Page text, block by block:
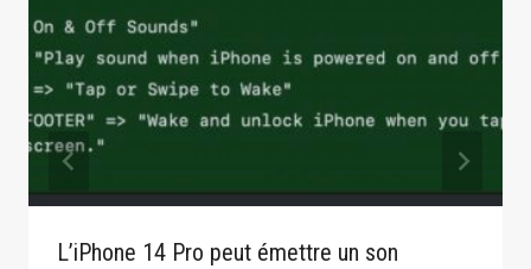
L’iPhone 14 Pro peut émettre un son